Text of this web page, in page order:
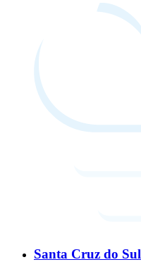
Santa Cruz do Sul